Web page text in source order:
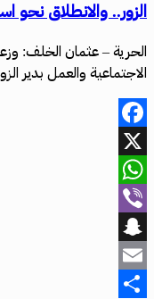
الزور.. والانطلاق نحو
الحرية – عثمان الخلف:
الاجتماعية والعمل بدير
Facebook
X
WhatsApp
Viber
Snapchat
Email